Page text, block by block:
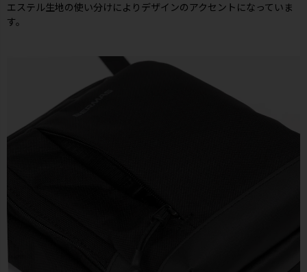
エステル生地の使い分けによりデザインのアクセントになっていま
す。